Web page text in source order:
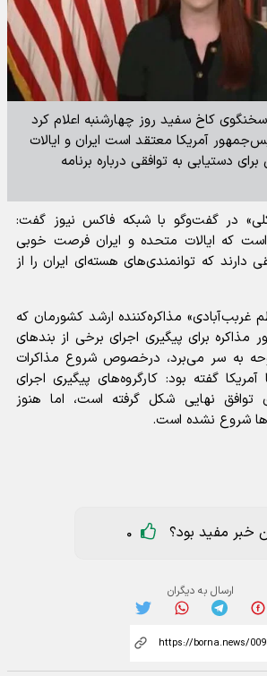
سخنگوی کاخ سفید روز چهارشنبه اعلام کرد
آمریکا معتقد است ایران و ایالات
دستیابی به توافقی درباره برنامه
کلی» در گفت‌و‌گو با شبکه فاکس نیوز گفت:
که ایالات متحده و ایران فرصت خوبی
دارند که توانمندی‌های هسته‌ای ایران را از
غربب‌آبادی» مذاکره‌کننده ارشد کشورمان که
مذاکره برای پیگیری اجرای برخی از بند‌های
به سر می‌برد، درخصوص شروع مذاکرات
آمریکا گفته بود: کارگروه‌های پیگیری اجرای
توافق نهایی شکل گرفته است، اما هنوز
شروع نشده است.
خبر مفید بود؟ 0
ارسال به دیگران